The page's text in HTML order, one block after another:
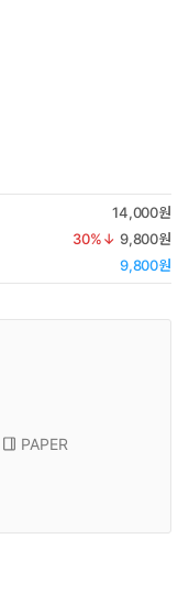
14,000원
30%↓ 9,800원
9,800원
PAPER